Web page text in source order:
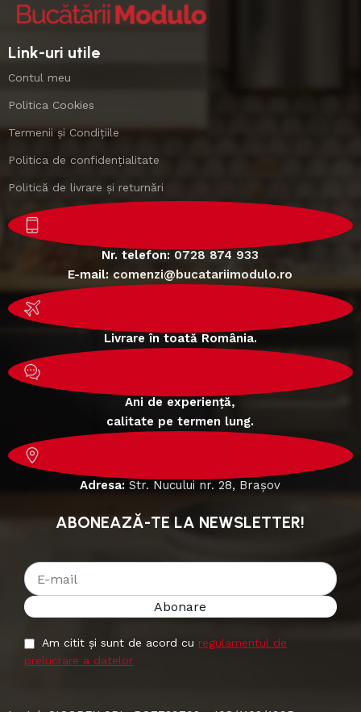
Link-uri utile
Contul meu
Politica Cookies
Termenii și Condițiile
Politica de confidențialitate
Politică de livrare și returnări
Nr. telefon: 0728 874 933
E-mail: comenzi@bucatariimodulo.ro
Livrare în toată România.
Ani de experiență,
calitate pe termen lung.
Adresa: Str. Nucului nr. 28, Brașov
ABONEAZĂ-TE LA NEWSLETTER!
Am citit și sunt de acord cu regulamentul de
prelucrare a datelor